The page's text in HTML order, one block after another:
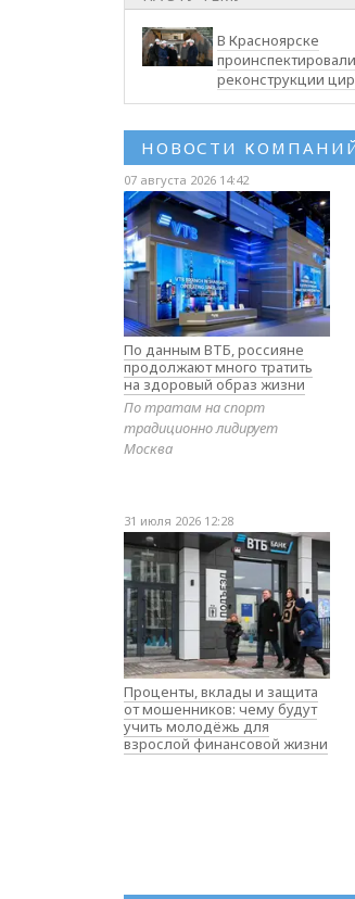
В Красноярске
реконструкции
НОВОСТИ
07 августа 2026 14:42
По данным ВТБ, россияне
продолжают много тратить
на здоровый образ жизни
По тратам на спорт
традиционно лидирует
Москва
31 июля 2026 12:28
Проценты, вклады и защита
от мошенников: чему будут
учить молодёжь для
взрослой финансовой жизни